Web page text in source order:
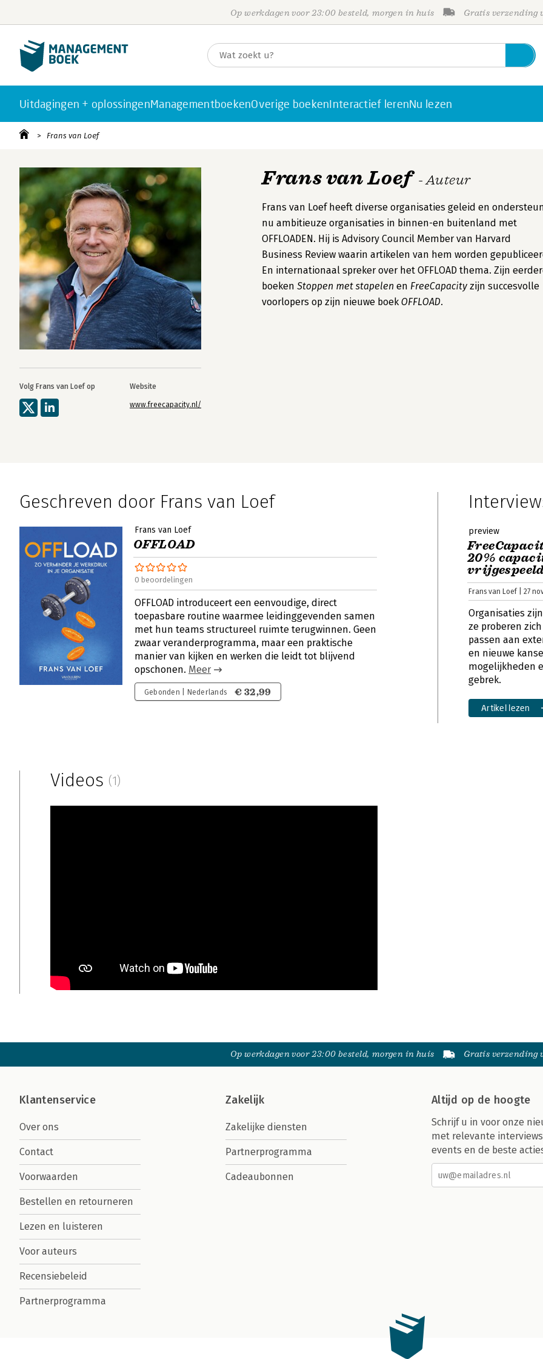
Op werkdagen voor 23:00 besteld, morgen in huis Gratis verzending
Uitdagingen + oplossingenManagementboekenOverige boekenInteractief lerenNu lezen
Frans van Loef
Volg Frans van Loef op Website
www.freecapacity.nl/
Frans van Loef - Auteur
Frans van Loef heeft diverse organisaties geleid en
nu ambitieuze organisaties in binnen-en buitenland met
OFFLOADEN. Hij is Advisory Council Member van Harvard
Business Review waarin artikelen van hem worden
En internationaal spreker over het OFFLOAD thema. Zijn
boeken Stoppen met stapelen en FreeCapacity zijn succesvolle
voorlopers op zijn nieuwe boek OFFLOAD.
Geschreven door Frans van Loef
Frans van Loef
OFFLOAD
0 beoordelingen
OFFLOAD introduceert een eenvoudige, direct
toepasbare routine waarmee leidinggevenden samen
met hun teams structureel ruimte terugwinnen. Geen
zwaar veranderprogramma, maar een praktische
manier van kijken en werken die leidt tot blijvend
opschonen. Meer
Gebonden | Nederlands € 32,99
preview
20%
Frans van Loef | 27
Organisaties
ze proberen
passen aan
en nieuwe
mogelijkheden
gebrek.
Artikel lezen
Videos (1)
Op werkdagen voor 23:00 besteld, morgen in huis Gratis verzending
Klantenservice
Over ons
Contact
Voorwaarden
Bestellen en retourneren
Lezen en luisteren
Voor auteurs
Recensiebeleid
Partnerprogramma
Zakelijk
Zakelijke diensten
Partnerprogramma
Cadeaubonnen
Altijd op de hoogte
Schrijf u in voor onze
met relevante
events en de beste